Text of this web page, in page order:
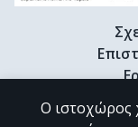
Διδακτορικές
Ο ιστοχώρος